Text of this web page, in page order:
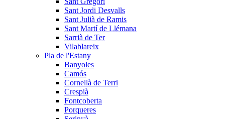
Sant Jordi Desvalls
Sant Julià de Ramis
Sant Martí de Llémana
Sarrià de Ter
Vilablareix
Pla de l'Estany
Banyoles
Camós
Cornellà de Terri
Crespià
Fontcoberta
Porqueres